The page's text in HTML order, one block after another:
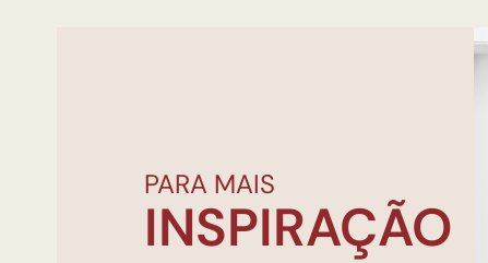
PARA MAIS
INSPIRAÇÃO